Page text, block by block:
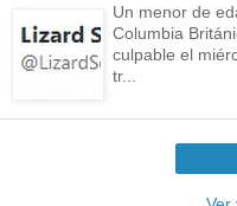
Un menor de
Columbia
culpable el
tr...